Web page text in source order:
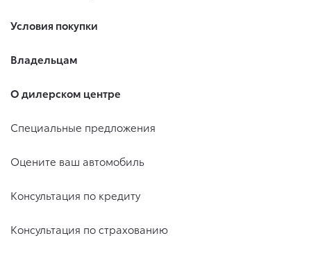
Условия покупки
Владельцам
О дилерском центре
Специальные предложения
Оцените ваш автомобиль
Консультация по кредиту
Консультация по страхованию